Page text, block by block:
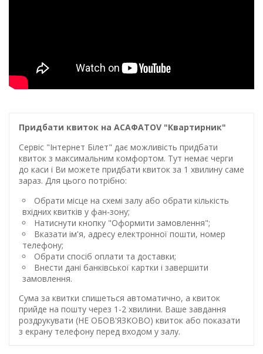
Придбати квиток на ACAФАTOV "Квартирник"
Сервіс "Інтернет Білет" дає можливість придбати
квиток з максимальним комфортом. Тут немає черги
до каси і Ви можете придбати квиток за 1 хвилину саме
зараз. Для цього потрібно:
Обрати місце на схемі залу або обрати кількість
вхідних квитків у фан-зону;
Натиснути кнопку "Оформити замовлення";
Вказати ім'я, адресу електронної пошти, номер
телефону;
Обрати спосіб оплати та доставки;
Внести дані банківської картки і завершити
замовлення.
Сума за квитки спишеться автоматично, а квиток
прийде на пошту через 1-2 хвилини. Ваше завдання
роздрукувати (НЕ ОБОВ'ЯЗКОВО) квиток або показати
з екрану телефону перед входом у залу.